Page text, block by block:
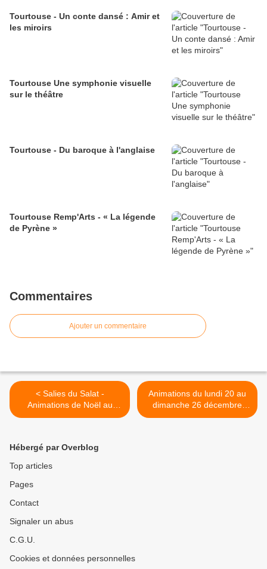
Tourtouse - Un conte dansé : Amir et
les miroirs
Tourtouse Une symphonie visuelle
sur le théâtre
Tourtouse - Du baroque à l'anglaise
Tourtouse Remp'Arts - « La légende
de Pyrène »
Commentaires
Ajouter un commentaire
< Salies du Salat -
Animations de Noël au
Carrefour Contact
Animations du lundi 20 au
dimanche 26 décembre
2021 >
Hébergé par Overblog
Top articles
Pages
Contact
Signaler un abus
C.G.U.
Cookies et données personnelles